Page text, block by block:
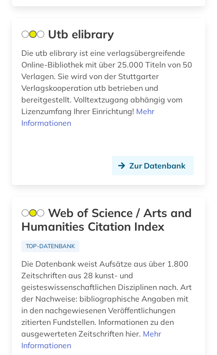
volltext (3)
wirtschaft (1)
wirtschaftswissenschaften (15)
wissenschaftliche literatur (2)
zeitschriftenaufsatz (23)
zitierindex (1)
Utb elibrary
Die utb elibrary ist eine verlagsübergreifende
Online-Bibliothek mit über 25.000 Titeln von 50
Verlagen. Sie wird von der Stuttgarter
Verlagskooperation utb betrieben und
bereitgestellt. Volltextzugang abhängig vom
Lizenzumfang Ihrer Einrichtung! Mehr
Informationen
Zur Datenbank
Web of Science / Arts and
Humanities Citation Index
TOP-DATENBANK
Die Datenbank weist Aufsätze aus über 1.800
Zeitschriften aus 28 kunst- und
geisteswissenschaftlichen Disziplinen nach. Art
der Nachweise: bibliographische Angaben mit
in den nachgewiesenen Veröffentlichungen
zitierten Fundstellen. Informationen zu den
ausgewerteten Zeitschriften hier. Mehr
Informationen